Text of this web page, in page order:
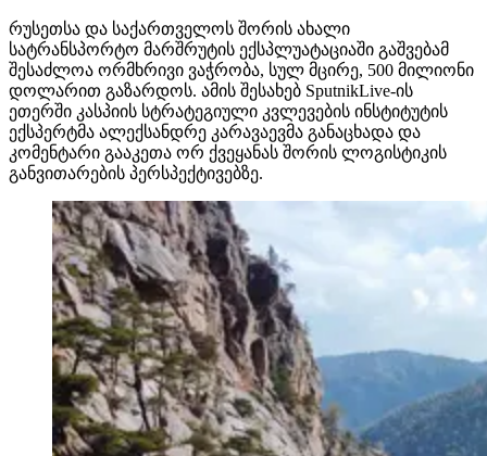
რუსეთსა და საქართველოს შორის ახალი
სატრანსპორტო მარშრუტის ექსპლუატაციაში გაშვებამ
შესაძლოა ორმხრივი ვაჭრობა, სულ მცირე, 500 მილიონი
დოლარით გაზარდოს. ამის შესახებ SputnikLive-ის
ეთერში კასპიის სტრატეგიული კვლევების ინსტიტუტის
ექსპერტმა ალექსანდრე კარავაევმა განაცხადა და
კომენტარი გააკეთა ორ ქვეყანას შორის ლოგისტიკის
განვითარების პერსპექტივებზე.